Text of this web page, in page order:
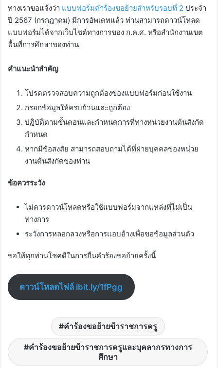
ทางเราขอแจ้งว่า แบบฟอร์มคำร้องขอย้ายสำหรับรอบที่ 2 ประจำ
ปี 2567 (กรกฎาคม) มีการอัพเดทแล้ว ท่านสามารถดาวน์โหลด
แบบฟอร์มได้จากเว็บไซต์ทางการของ ก.ค.ศ. หรือสำนักงานเขต
พื้นที่การศึกษาของท่าน
คำแนะนำสำคัญ
โปรดตรวจสอบความถูกต้องของแบบฟอร์มก่อนใช้งาน
กรอกข้อมูลให้ครบถ้วนและถูกต้อง
ปฏิบัติตามขั้นตอนและกำหนดการที่ทางหน่วยงานต้นสังกัด
กำหนด
หากมีข้อสงสัย สามารถสอบถามได้ที่ฝ่ายบุคคลของหน่วย
งานต้นสังกัดของท่าน
ข้อควรระวัง
ไม่ควรดาวน์โหลดหรือใช้แบบฟอร์มจากแหล่งที่ไม่เป็น
ทางการ
ระวังการหลอกลวงหรือการแอบอ้างเพื่อขอข้อมูลส่วนตัว
ขอให้ทุกท่านโชคดีในการยื่นคำร้องขอย้ายครั้งนี้
ดาวน์โหลดไฟล์ ibit.ly/1fPgg
คำร้องขอย้ายข้าราชการครู
คำร้องขอย้ายข้าราชการครูและบุคลากรทางการ
ศึกษา